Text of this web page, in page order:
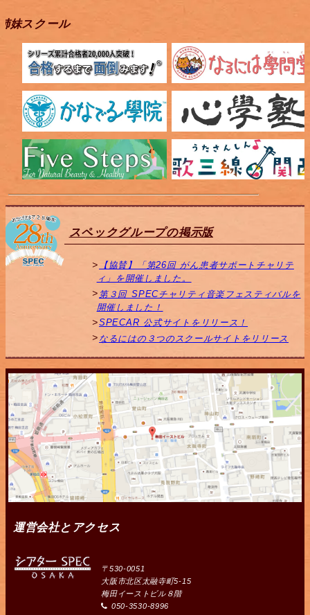
妹スクール
スペックグループの掲示版
【協賛】「第26回 がん患者サポートチャリテ
ィ」を開催しました。
第３回 SPECチャリティ音楽フェスティバルを
開催しました！
SPECAR 公式サイトをリリース！
なるにはの３つのスクールサイトをリリース
運営会社とアクセス
〒530-0051
大阪市北区太融寺町5-15
梅田イーストビル８階
050-3530-8996